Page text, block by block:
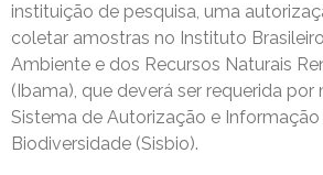
instituição de pesquisa, uma
coletar amostras no Instituto
Ambiente e dos Recursos Naturais
(Ibama), que deverá ser requerida por
Sistema de Autorização e
Biodiversidade (Sisbio).